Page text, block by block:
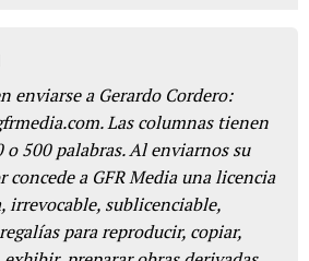
enviarse a Gerardo Cordero:
Las columnas tienen
o 500 palabras. Al enviarnos su
a GFR Media una licencia
irrevocable, sublicenciable,
para reproducir, copiar,